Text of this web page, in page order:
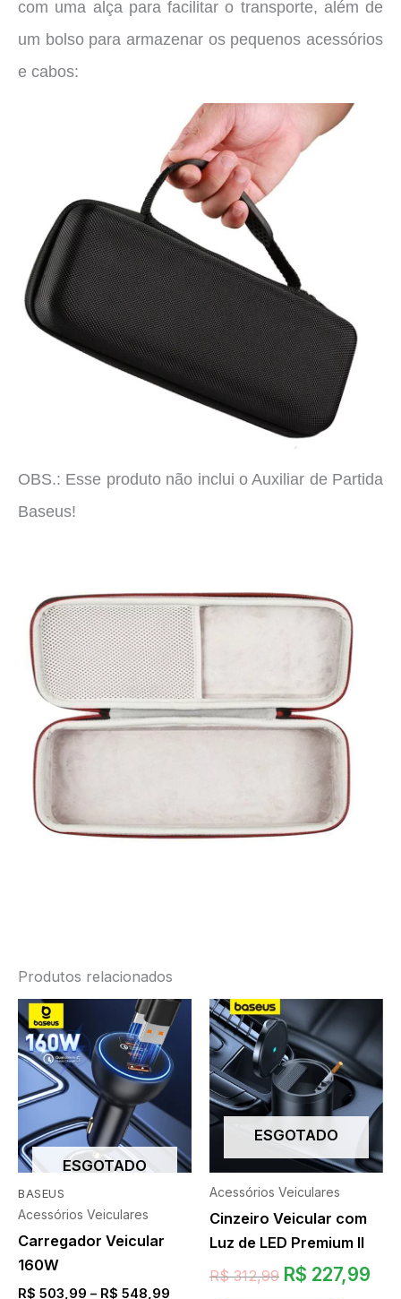
com uma alça para facilitar o transporte, além de
um bolso para armazenar os pequenos acessórios
e cabos:
OBS.: Esse produto não inclui o Auxiliar de Partida
Baseus!
Produtos relacionados
BASEUS
ESGOTADO
Acessórios Veiculares
Carregador Veicular
160W
R$ 503,99 – R$ 548,99
ESGOTADO
Acessórios Veiculares
Cinzeiro Veicular com
Luz de LED Premium II
R$312,99 R$ 227,99